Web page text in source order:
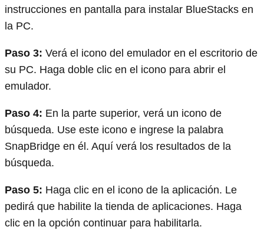
instrucciones en pantalla para instalar BlueStacks en
la PC.
Paso 3: Verá el icono del emulador en el escritorio de
su PC. Haga doble clic en el icono para abrir el
emulador.
Paso 4: En la parte superior, verá un icono de
búsqueda. Use este icono e ingrese la palabra
SnapBridge en él. Aquí verá los resultados de la
búsqueda.
Paso 5: Haga clic en el icono de la aplicación. Le
pedirá que habilite la tienda de aplicaciones. Haga
clic en la opción continuar para habilitarla.